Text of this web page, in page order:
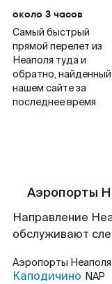
около 3 часов
Самый быстрый
прямой перелет из
Неаполя туда и
обратно,
нашем сайте за
последнее время
Аэропорты
Направление
обслуживают
Аэропорты Неаполя
Каподичино NAP